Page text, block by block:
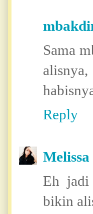
Sama
Reply
Eh jadi
bikin